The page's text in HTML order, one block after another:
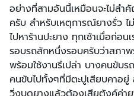
อย่างที่สามอันนี้เหมือนจะไม่สำ
ครับ สำหรับเหตุการณ์ยางรั่ว ไ
ไปหาร้านปะยาง ทุกเช้าเมื่อก่อน
รอบรถสักหนึ่งรอบครับว่าสภา
พร้อมใช้งานรึเปล่า บางคนขับ
คนขับไปทั้งๆที่มีตะปูเสียบคาอ